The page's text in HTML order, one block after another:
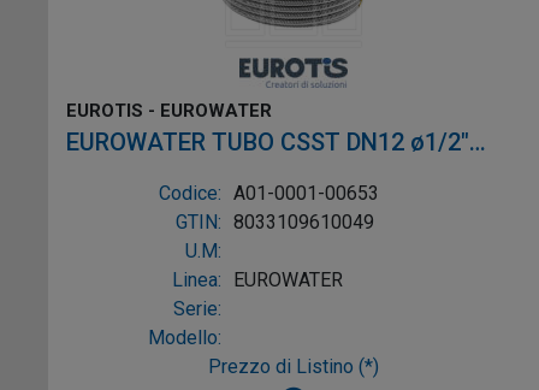
EUROTIS - EUROWATER
EUROWATER TUBO CSST DN12 ø1/2"
L.30m AISI304 W-1P
Codice: A01-0001-00653
GTIN: 8033109610049
U.M:
Linea:
EUROWATER
Serie:
Modello:
Prezzo di Listino (*)